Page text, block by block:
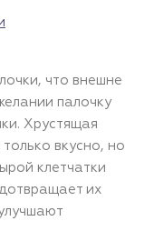
что внешне
палочку
Хрустящая
вкусно, но
клетчатки
их